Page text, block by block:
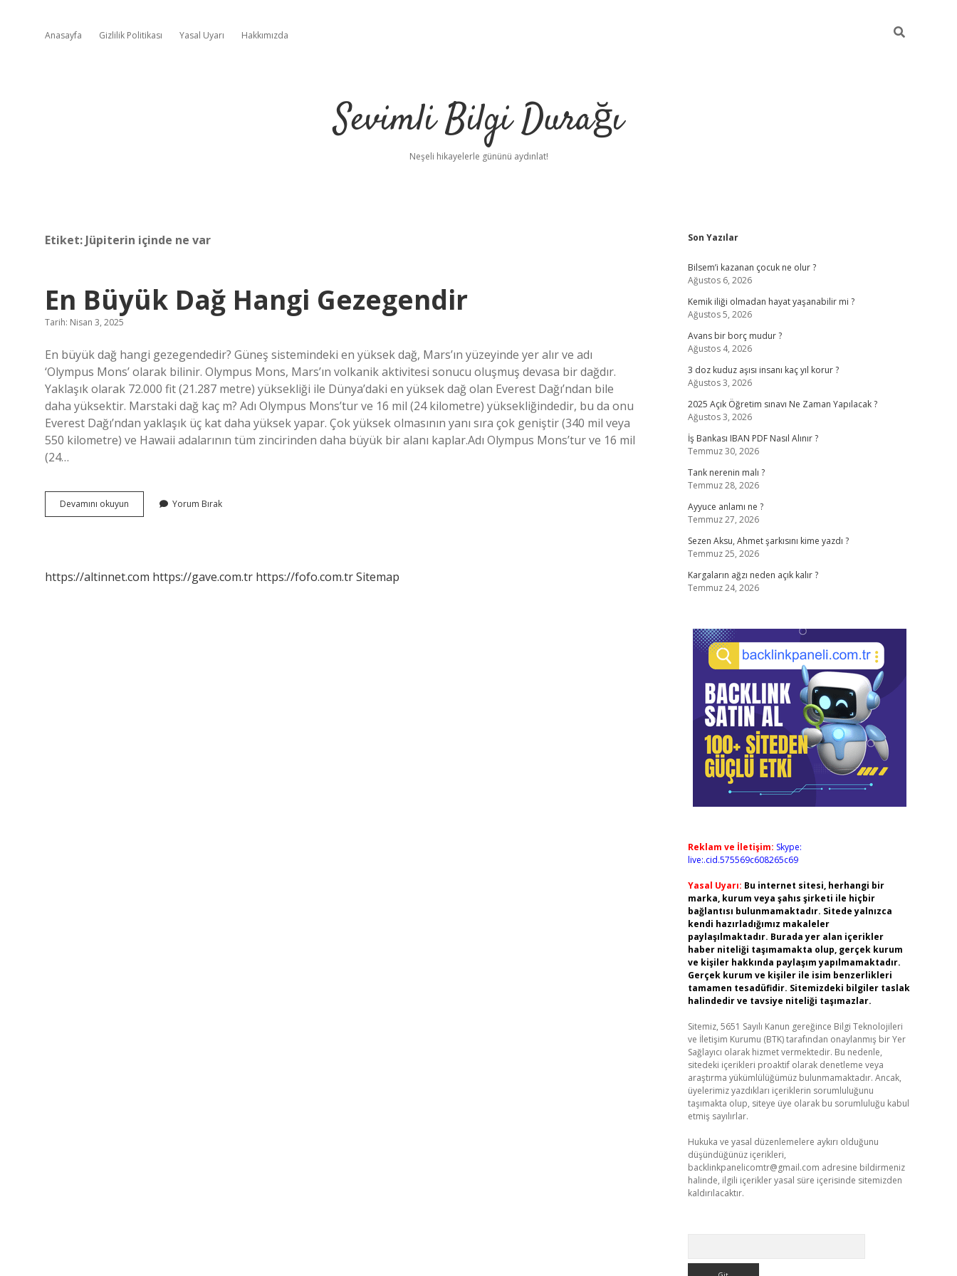
Anasayfa Gizlilik Politikası Yasal Uyarı Hakkımızda
Sevimli Bilgi Durağı
Neşeli hikayelerle gününü aydınlat!
Etiket: Jüpiterin içinde ne var
En Büyük Dağ Hangi Gezegendir
Tarih: Nisan 3, 2025
En büyük dağ hangi gezegendedir? Güneş sistemindeki en yüksek dağ, Mars’ın yüzeyinde yer alır ve adı
‘Olympus Mons’ olarak bilinir. Olympus Mons, Mars’ın volkanik aktivitesi sonucu oluşmuş devasa bir dağdır.
Yaklaşık olarak 72.000 fit (21.287 metre) yüksekliği ile Dünya’daki en yüksek dağ olan Everest Dağı’ndan bile
daha yüksektir. Marstaki dağ kaç m? Adı Olympus Mons’tur ve 16 mil (24 kilometre) yüksekliğindedir, bu da onu
Everest Dağı’ndan yaklaşık üç kat daha yüksek yapar. Çok yüksek olmasının yanı sıra çok geniştir (340 mil veya
550 kilometre) ve Hawaii adalarının tüm zincirinden daha büyük bir alanı kaplar.Adı Olympus Mons’tur ve 16 mil
(24…
Devamını okuyun
Büyük
Yorum Bırak
https://altinnet.com https://gave.com.tr https://fofo.com.trSitemap
Sidebar
Son Yazılar
Bilsem’i kazanan çocuk ne olur ?
Ağustos 6, 2026
Kemik iliği olmadan hayat yaşanabilir mi ?
Ağustos 5, 2026
Avans bir borç mudur ?
Ağustos 4, 2026
3 doz kuduz aşısı insanı kaç yıl korur ?
Ağustos 3, 2026
2025 Açık Öğretim sınavı Ne Zaman Yapılacak ?
Ağustos 3, 2026
İş Bankası IBAN PDF Nasıl Alınır ?
Temmuz 30, 2026
Tank nerenin malı ?
Temmuz 28, 2026
Ayyuce anlamı ne ?
Temmuz 27, 2026
Sezen Aksu, Ahmet şarkısını kime yazdı ?
Temmuz 25, 2026
Kargaların ağzı neden açık kalır ?
Temmuz 24, 2026
Reklam ve İletişim: Skype:
live:.cid.575569c608265c69
Yasal Uyarı: Bu internet sitesi, herhangi bir
marka, kurum veya şahıs şirketi ile hiçbir
bağlantısı bulunmamaktadır. Sitede yalnızca
kendi hazırladığımız makaleler
paylaşılmaktadır. Burada yer alan içerikler
haber niteliği taşımamakta olup, gerçek kurum
ve kişiler hakkında paylaşım yapılmamaktadır.
Gerçek kurum ve kişiler ile isim benzerlikleri
tamamen tesadüfidir. Sitemizdeki bilgiler taslak
halindedir ve tavsiye niteliği taşımazlar.
Sitemiz, 5651 Sayılı Kanun gereğince Bilgi Teknolojileri
ve İletişim Kurumu (BTK) tarafından onaylanmış bir Yer
Sağlayıcı olarak hizmet vermektedir. Bu nedenle,
sitedeki içerikleri proaktif olarak denetleme veya
araştırma yükümlülüğümüz bulunmamaktadır. Ancak,
üyelerimiz yazdıkları içeriklerin sorumluluğunu
taşımakta olup, siteye üye olarak bu sorumluluğu kabul
etmiş sayılırlar.
Hukuka ve yasal düzenlemelere aykırı olduğunu
düşündüğünüz içerikleri,
backlinkpanelicomtr@gmail.com adresine bildirmeniz
halinde, ilgili içerikler yasal süre içerisinde sitemizden
kaldırılacaktır.